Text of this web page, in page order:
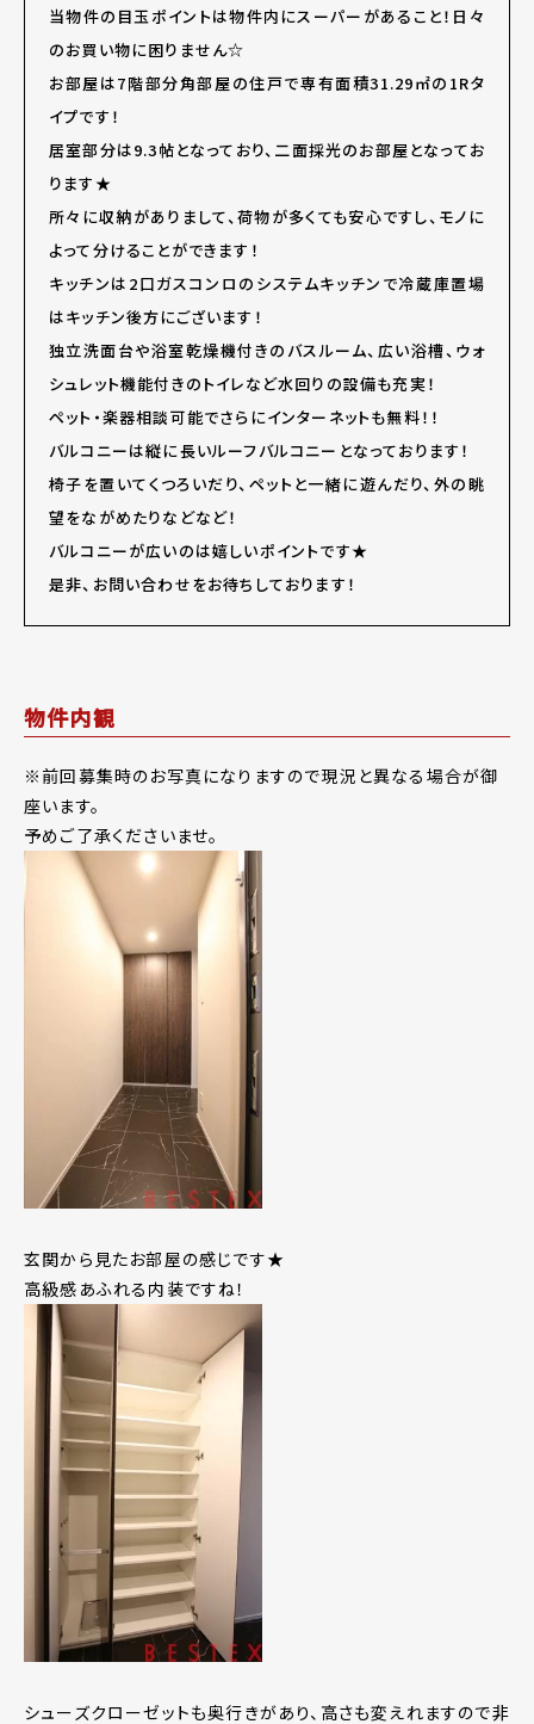
当物件の目玉ポイントは物件内にスーパーがあること！日々
のお買い物に困りません☆
お部屋は7階部分角部屋の住戸で専有面積31.29㎡の1Rタ
イプです！
居室部分は9.3帖となっており、二面採光のお部屋となってお
ります★
所々に収納がありまして、荷物が多くても安心ですし、モノに
よって分けることができます！
キッチンは2口ガスコンロのシステムキッチンで冷蔵庫置場
はキッチン後方にございます！
独立洗面台や浴室乾燥機付きのバスルーム、広い浴槽、ウォ
シュレット機能付きのトイレなど水回りの設備も充実！
ペット・楽器相談可能でさらにインターネットも無料！！
バルコニーは縦に長いルーフバルコニーとなっております！
椅子を置いてくつろいだり、ペットと一緒に遊んだり、外の眺
望をながめたりなどなど！
バルコニーが広いのは嬉しいポイントです★
是非、お問い合わせをお待ちしております！
物件内観
※前回募集時のお写真になりますので現況と異なる場合が御
座います。
予めご了承くださいませ。
玄関から見たお部屋の感じです★
高級感あふれる内装ですね！
シューズクローゼットも奥行きがあり、高さも変えれますので非